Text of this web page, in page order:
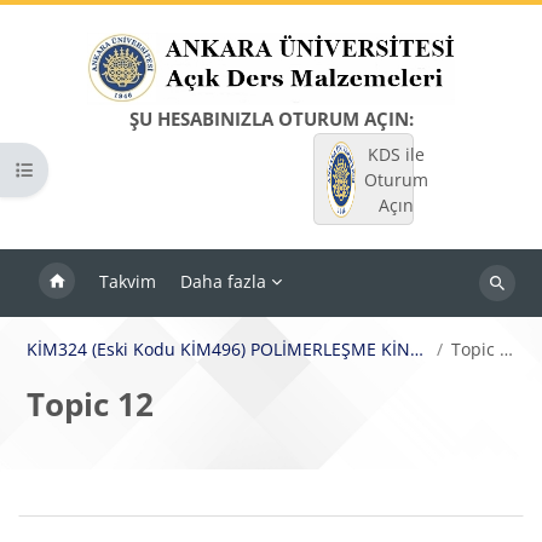
ŞU HESABINIZLA OTURUM AÇIN:
KDS ile
Oturum
Açın
Takvim Daha fazla
Dersleri
Kurs dizinini aç
KİM324 (Eski Kodu KİM496) POLİMERLEŞME KİNETİĞİ Topic 12
Topic 12
Bloklar
Bölüm anahatları